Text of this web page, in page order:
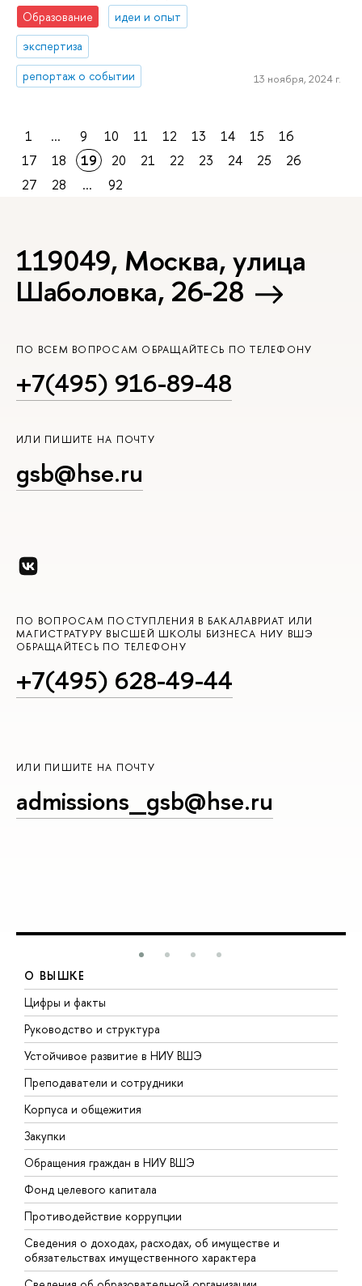
Образование
идеи и опыт
экспертиза
репортаж о событии
13 ноября, 2024 г.
1 ... 9 10 11 12 13 14 15
16
17
18 19 20 21 22 23 24 25
26
27
28 ... 92
119049, Москва, улица
Шаболовка, 26-28
ПО ВСЕМ ВОПРОСАМ ОБРАЩАЙТЕСЬ ПО ТЕЛЕФОНУ
+7(495) 916-89-48
ИЛИ ПИШИТЕ НА ПОЧТУ
gsb@hse.ru
ПО ВОПРОСАМ ПОСТУПЛЕНИЯ В БАКАЛАВРИАТ ИЛИ
МАГИСТРАТУРУ ВЫСШЕЙ ШКОЛЫ БИЗНЕСА НИУ ВШЭ
ОБРАЩАЙТЕСЬ ПО ТЕЛЕФОНУ
+7(495) 628-49-44
ИЛИ ПИШИТЕ НА ПОЧТУ
admissions_gsb@hse.ru
О ВЫШКЕ
Цифры и факты
Руководство и структура
Устойчивое развитие в НИУ ВШЭ
Преподаватели и сотрудники
Корпуса и общежития
Закупки
Обращения граждан в НИУ ВШЭ
Фонд целевого капитала
Противодействие коррупции
Сведения о доходах, расходах, об имуществе и
обязательствах имущественного характера